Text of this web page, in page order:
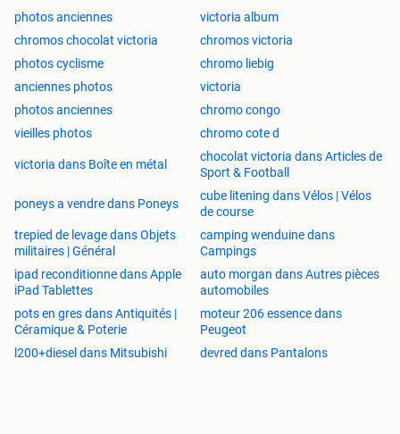
photos anciennes
victoria album
chromos chocolat victoria
chromos victoria
photos cyclisme
chromo liebig
anciennes photos
victoria
photos anciennes
chromo congo
vieilles photos
chromo cote d
victoria dans Boîte en métal
chocolat victoria dans Articles de
Sport & Football
poneys a vendre dans Poneys
cube litening dans Vélos | Vélos
de course
trepied de levage dans Objets
militaires | Général
camping wenduine dans
Campings
ipad reconditionne dans Apple
iPad Tablettes
auto morgan dans Autres pièces
automobiles
pots en gres dans Antiquités |
Céramique & Poterie
moteur 206 essence dans
Peugeot
l200+diesel dans Mitsubishi
devred dans Pantalons